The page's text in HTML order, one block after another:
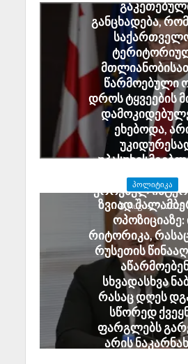
განცხადება,
წარმოებული
დროს ტყვეების
ეხებოდა,
აზიანებს
ეროვნულ
August 7, 2026
ᲞᲝᲚᲘᲢᲘᲙᲐ
ზვიად
ოპოზიციაზე:
რიტორიკა,
რუსეთის
სხვადასხვა
რასაც დღეს
სწორედ
ფარგლებს
არის